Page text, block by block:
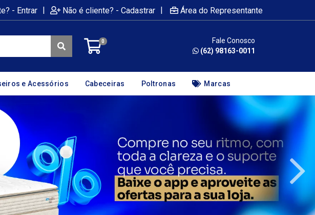
- Entrar | Não é cliente? - Cadastrar | Área do Representante
0
Fale Conosco
(62) 98163-0011
e Acessórios Cabeceiras Poltronas Marcas